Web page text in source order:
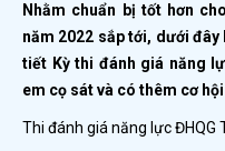
Nhằm chuẩn bị tốt hơn
năm 2022 sắp tới, dưới
tiết Kỳ thi đánh giá năng
em cọ sát và có thêm cơ
Thi đánh giá năng lực ĐHQG